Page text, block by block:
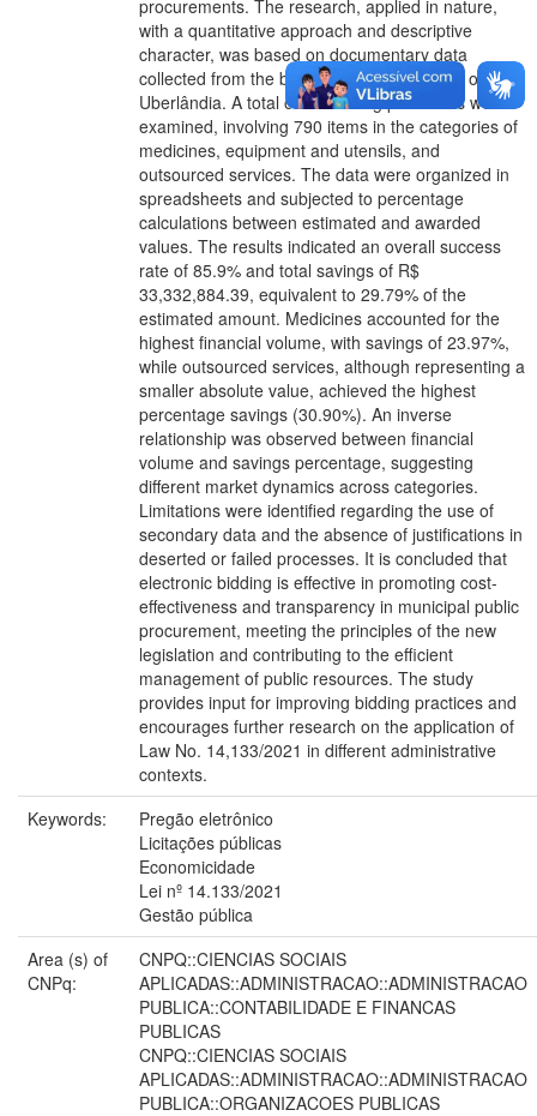
procurements. The research, applied in nature,
with a quantitative approach and descriptive
character, was based on documentary data
collected from the bidding portal of the City of
Uberlândia. A total of 46 bidding processes were
examined, involving 790 items in the categories of
medicines, equipment and utensils, and
outsourced services. The data were organized in
spreadsheets and subjected to percentage
calculations between estimated and awarded
values. The results indicated an overall success
rate of 85.9% and total savings of R$
33,332,884.39, equivalent to 29.79% of the
estimated amount. Medicines accounted for the
highest financial volume, with savings of 23.97%,
while outsourced services, although representing a
smaller absolute value, achieved the highest
percentage savings (30.90%). An inverse
relationship was observed between financial
volume and savings percentage, suggesting
different market dynamics across categories.
Limitations were identified regarding the use of
secondary data and the absence of justifications in
deserted or failed processes. It is concluded that
electronic bidding is effective in promoting cost-
effectiveness and transparency in municipal public
procurement, meeting the principles of the new
legislation and contributing to the efficient
management of public resources. The study
provides input for improving bidding practices and
encourages further research on the application of
Law No. 14,133/2021 in different administrative
contexts.
Keywords:
Pregão eletrônico
Licitações públicas
Economicidade
Lei nº 14.133/2021
Gestão pública
Area (s) of
CNPq:
CNPQ::CIENCIAS SOCIAIS
APLICADAS::ADMINISTRACAO::ADMINISTRACAO
PUBLICA::CONTABILIDADE E FINANCAS
PUBLICAS
CNPQ::CIENCIAS SOCIAIS
APLICADAS::ADMINISTRACAO::ADMINISTRACAO
PUBLICA::ORGANIZACOES PUBLICAS